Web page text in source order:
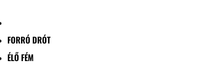
FORRÓ DRÓT
ÉLŐ FÉM